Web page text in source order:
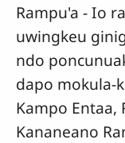
Rampu'a - Io
uwingkeu
ndo
dapo mokula-
Kampo Entaa,
Kananeano